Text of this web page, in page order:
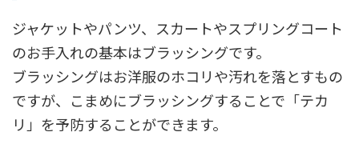
ジャケットやパンツ、スカートやスプリングコート
のお手入れの基本はブラッシングです。
ブラッシングはお洋服のホコリや汚れを落とすもの
ですが、こまめにブラッシングすることで「テカ
リ」を予防することができます。